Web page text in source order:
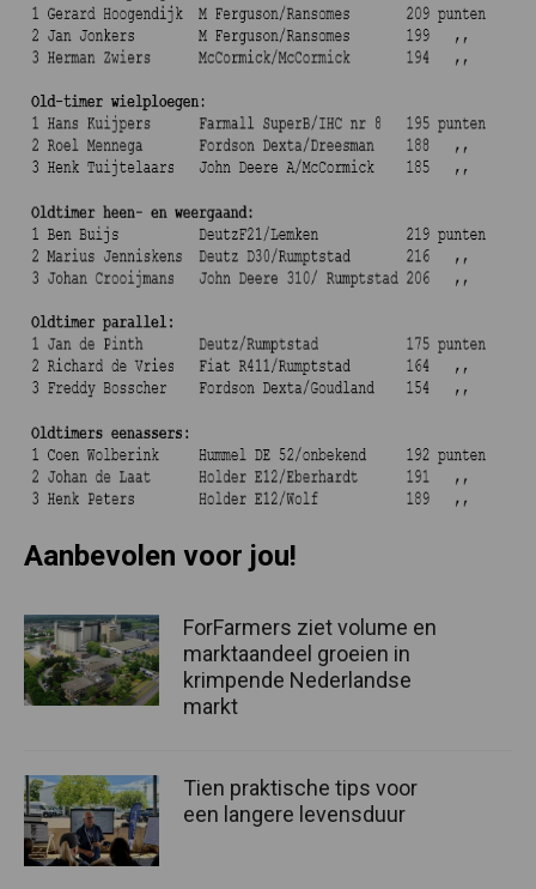
Aanbevolen voor jou!
ForFarmers ziet volume en
marktaandeel groeien in
krimpende Nederlandse
markt
Tien praktische tips voor
een langere levensduur